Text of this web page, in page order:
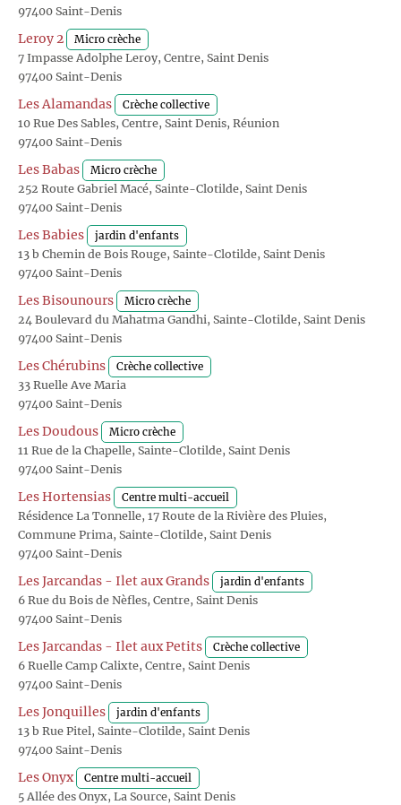
97400 Saint-Denis
Leroy 2 Micro crèche
7 Impasse Adolphe Leroy, Centre, Saint Denis
97400 Saint-Denis
Les Alamandas Crèche collective
10 Rue Des Sables, Centre, Saint Denis, Réunion
97400 Saint-Denis
Les Babas Micro crèche
252 Route Gabriel Macé, Sainte-Clotilde, Saint Denis
97400 Saint-Denis
Les Babies jardin d'enfants
13 b Chemin de Bois Rouge, Sainte-Clotilde, Saint Denis
97400 Saint-Denis
Les Bisounours Micro crèche
24 Boulevard du Mahatma Gandhi, Sainte-Clotilde, Saint Denis
97400 Saint-Denis
Les Chérubins Crèche collective
33 Ruelle Ave Maria
97400 Saint-Denis
Les Doudous Micro crèche
11 Rue de la Chapelle, Sainte-Clotilde, Saint Denis
97400 Saint-Denis
Les Hortensias Centre multi-accueil
Résidence La Tonnelle, 17 Route de la Rivière des Pluies,
Commune Prima, Sainte-Clotilde, Saint Denis
97400 Saint-Denis
Les Jarcandas - Ilet aux Grands jardin d'enfants
6 Rue du Bois de Nèfles, Centre, Saint Denis
97400 Saint-Denis
Les Jarcandas - Ilet aux Petits Crèche collective
6 Ruelle Camp Calixte, Centre, Saint Denis
97400 Saint-Denis
Les Jonquilles jardin d'enfants
13 b Rue Pitel, Sainte-Clotilde, Saint Denis
97400 Saint-Denis
Les Onyx Centre multi-accueil
5 Allée des Onyx, La Source, Saint Denis